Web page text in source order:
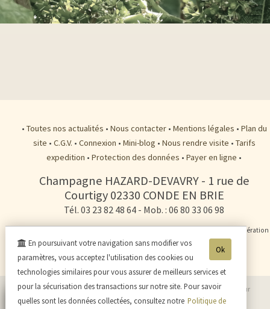
• Toutes nos actualités • Nous contacter • Mentions légales • Plan du
site • C.G.V. • Connexion • Mini-blog • Nous rendre visite • Tarifs
expedition • Protection des données • Payer en ligne •
Champagne HAZARD-DEVAVRY- 1 rue de
Courtigy02330 CONDE EN BRIE
Tél. 03 23 82 48 64 - Mob. : 06 80 33 06 98
- L'abus d'alcool est dangereux pour la santé, sachez consommer avec modération
- La vente d'alcool est interdite aux mineurs de -18ans -
© 2003-2026 Champagne HAZARD-DEVAVRY -Réalisation enovanet
Moteur
eChampagne- 3 visiteurs connectés.
Ok
En poursuivant votre navigation sans modifier vos
paramètres, vous acceptez l'utilisation des cookies ou
technologies similaires pour vous assurer de meilleurs services et
pour la sécurisation des transactions sur notre site. Pour savoir
quelles sont les données collectées, consultez notre Politique de